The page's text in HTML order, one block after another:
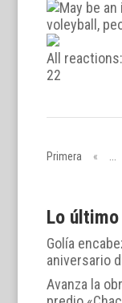
All reactions:
22
Primera
«
Lo último
Golía
aniversario
Avanza la